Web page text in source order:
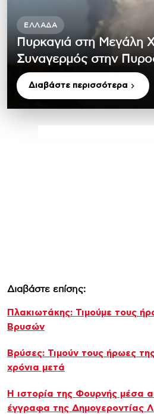
ΕΛΛΆΔΑ
Πυρκαγιά στη Μεγάλη
Συναγερμός στην
Διαβάστε περισσότερα
Διαβάστε επίσης:
Πλακιωτάκης: Τιμούμε τους
Βρυσών
Βρύσες: Τιμούν τους ήρωες
χρόνια μετά
Η ιστορία της Φουρνής μέσα
έγγραφα της Δημογεροντίας